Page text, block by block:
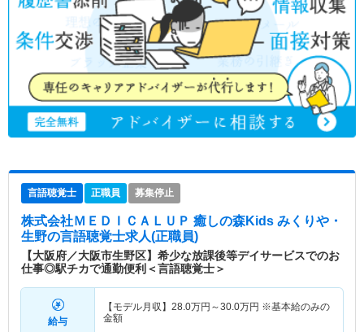
言語聴覚士 正職員 募集停止
株式会社ＭＥＤＩＣＡＬＵＰ 癒しの森Kids みくりや・
生野の言語聴覚士求人(正職員)
【大阪府／大阪市生野区】希少な放課後等デイサービスでのお
仕事◎駅チカで通勤便利＜言語聴覚士＞
給与
【モデル月収】 28.0万円～30.0万円 ※基本給のみの
金額